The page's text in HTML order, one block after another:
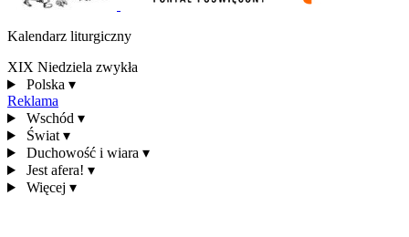
Kalendarz liturgiczny
XIX Niedziela zwykła
Polska ▾
Reklama
Wschód ▾
Świat ▾
Duchowość i wiara ▾
Jest afera! ▾
Więcej ▾